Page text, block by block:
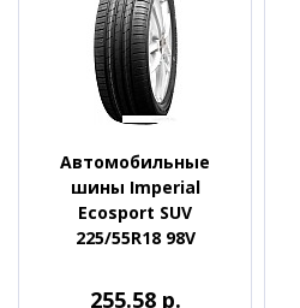
Автомобильные
шины Imperial
Ecosport SUV
225/55R18 98V
255.58 р.